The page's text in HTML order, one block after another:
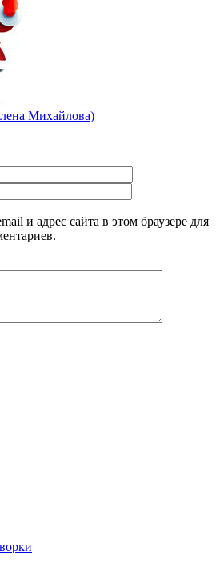
Михайлова)
и адрес сайта в этом браузере для